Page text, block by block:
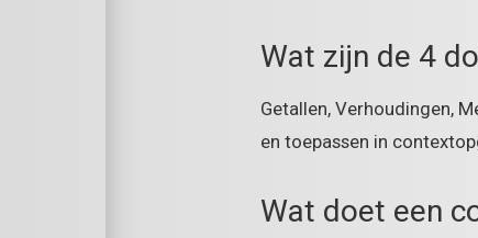
Wat zijn de 4
Getallen, Verhoudingen,
en toepassen in
Wat doet een